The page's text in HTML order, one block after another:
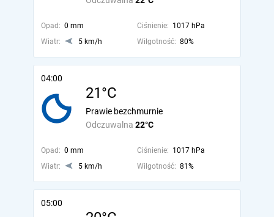
Opad: 0 mm Ciśnienie: 1017 hPa
Wiatr:
5 km/h Wilgotność: 80%
04:00
21°C
Odczuwalna 22°C
Prawie bezchmurnie
Opad: 0 mm Ciśnienie: 1017 hPa
Wiatr:
5 km/h Wilgotność: 81%
05:00